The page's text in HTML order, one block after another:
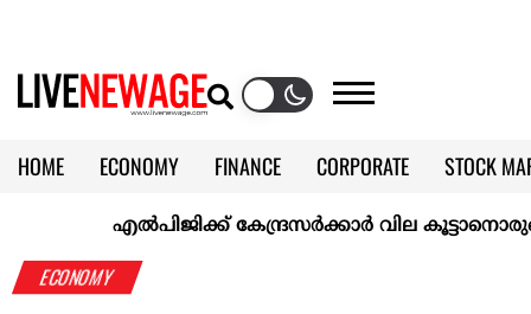
HOME ECONOMY FINANCE CORPORATE
STOCK
KERALA @70
എല്‍പിജിക്ക് കേന്ദ്രസർക്കാർ വില
ECONOMY